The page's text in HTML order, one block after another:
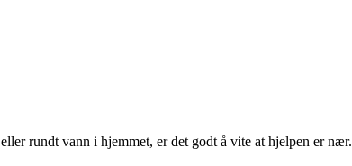
rundt vann i hjemmet, er det godt å vite at hjelpen er nær.